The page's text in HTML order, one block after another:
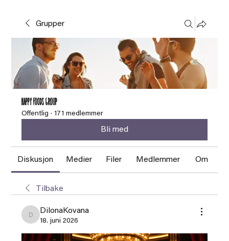
Grupper
HAPPY FOODS Group
Offentlig · 171 medlemmer
Bli med
Diskusjon Medier Filer Medlemmer Om
Tilbake
DilonaKovana
DilonaKovana
18. juni 2026